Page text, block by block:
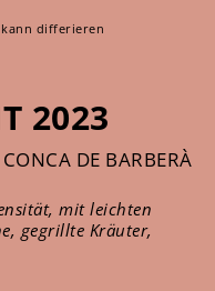
kann differieren
2023
DE BARBERÀ
mit leichten
gegrillte Kräuter,